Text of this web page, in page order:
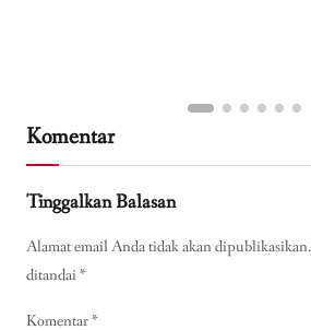
Komentar
Tinggalkan Balasan
Alamat email Anda tidak akan dipublikasikan.
ditandai*
Komentar*